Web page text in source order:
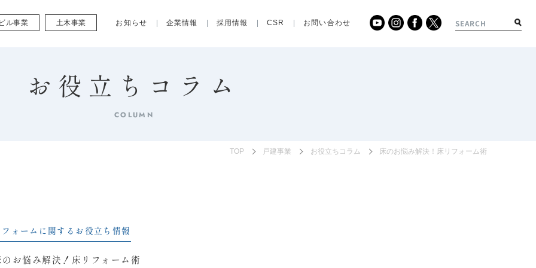
ル事業 土木事業 お知らせ 企業情報 採用情報 CSR お問い合わせ
お役立ちコラム
COLUMN
TOP 戸建事業 お役立ちコラム 床のお悩み解決！床リフォーム術
フォームに関するお役立ち情報
のお悩み解決！床リフォーム術